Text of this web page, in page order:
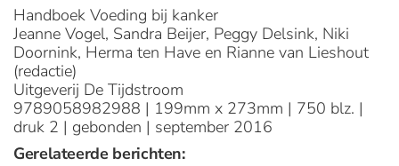
Handboek Voeding bij kanker
Jeanne Vogel, Sandra Beijer, Peggy Delsink, Niki
Doornink, Herma ten Have en Rianne van Lieshout
(redactie)
Uitgeverij De Tijdstroom
9789058982988 | 199mm x 273mm | 750 blz. |
druk 2 | gebonden | september 2016
Gerelateerde berichten: